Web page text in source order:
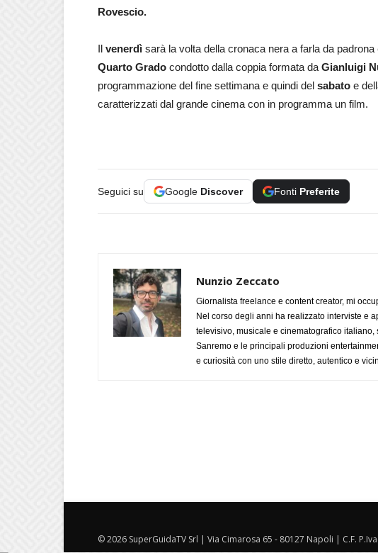
Rovescio.
Il venerdì sarà la volta della cronaca nera a farla da
Quarto Grado condotto dalla coppia formata da Gianluigi
programmazione del fine settimana e quindi del sabato e
caratterizzati dal grande cinema con in programma un film.
Seguici su Google Discover Fonti Preferite
Nunzio Zeccato
Giornalista freelance e content creator, mi
Nel corso degli anni ha realizzato interviste e
televisivo, musicale e cinematografico
Sanremo e le principali produzioni
e curiosità con uno stile diretto, autentico e
© 2026 SuperGuidaTV Srl | Via Cimarosa 65 - 80127 Napoli | C.F.